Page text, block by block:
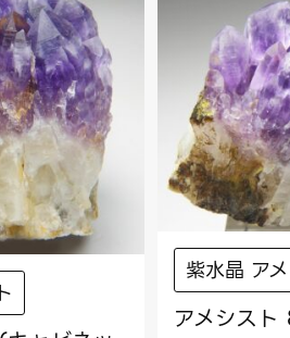
紫水晶 ア
アメシス